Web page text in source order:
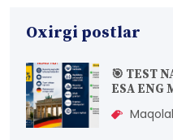
Oxirgi postlar
🎯 TEST
ESA ENG